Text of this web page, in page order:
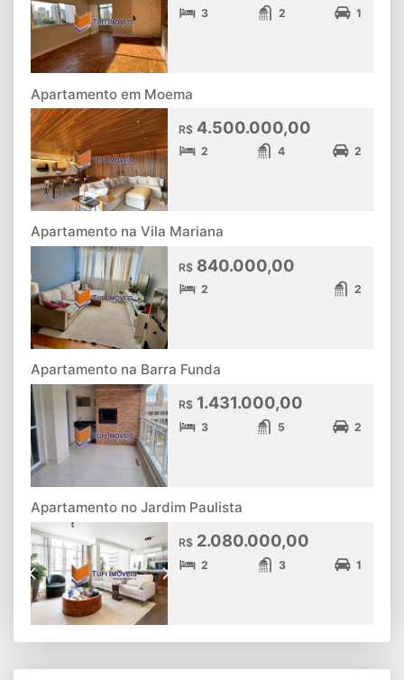
3 2 1
Apartamento em Moema
R$ 4.500.000,00
2 4 2
Apartamento na Vila Mariana
R$ 840.000,00
2 2
Apartamento na Barra Funda
R$ 1.431.000,00
3 5 2
Apartamento no Jardim Paulista
R$ 2.080.000,00
2 3 1